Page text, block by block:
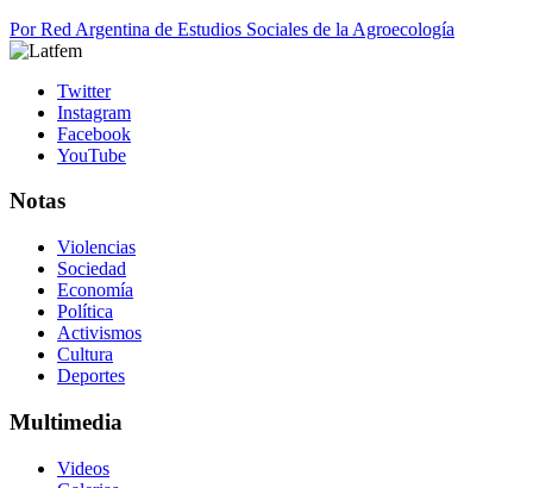
PorRed Argentina de Estudios Sociales de la Agroecología
Twitter
Instagram
Facebook
YouTube
Notas
Violencias
Sociedad
Economía
Política
Activismos
Cultura
Deportes
Multimedia
Videos